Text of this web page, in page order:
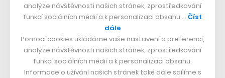
analýze návštěvnosti našich stránek, zprostředkování
funkcí sociálních médií a k personalizaci obsahu … Číst
dále
Pomocí cookies ukládáme vaše nastavení a preferencí,
analýze návštěvnosti našich stránek, zprostředkování
funkcí sociálních médií a k personalizaci obsahu.
Informace o užívání našich stránek také dále sdílíme s